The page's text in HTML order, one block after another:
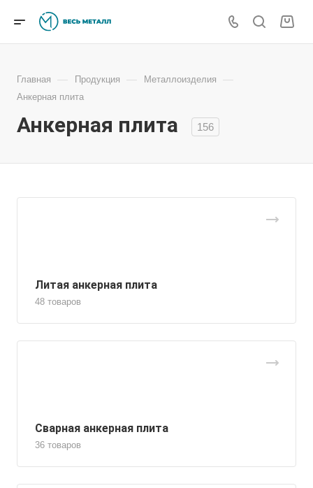
Главная — Продукция — Металлоизделия —
Анкерная плита
Анкерная плита 156
Литая анкерная плита
48 товаров
Сварная анкерная плита
36 товаров